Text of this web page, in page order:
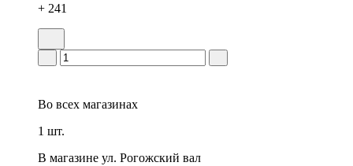
+ 241
Во всех магазинах
1 шт.
В магазине ул. Рогожский вал